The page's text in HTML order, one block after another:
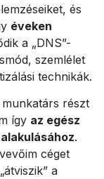
és
éveken
a „DNS”-
szemlélet
technikák.
részt
így az egész
.
céget
a